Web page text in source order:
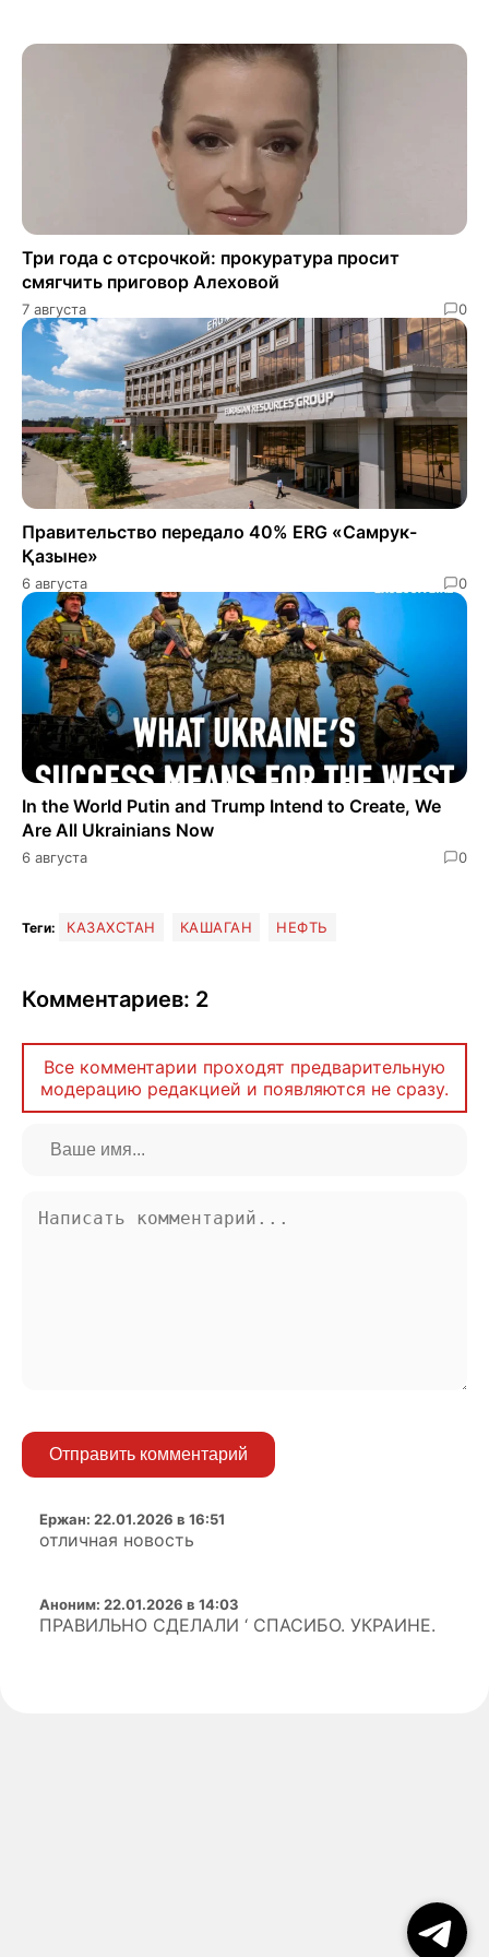
Три года с отсрочкой: прокуратура просит
смягчить приговор Алеховой
7 августа 0
Правительство передало 40% ERG «Самрук-
Қазыне»
6 августа 0
In the World Putin and Trump Intend to Create, We
Are All Ukrainians Now
6 августа 0
Теги: КАЗАХСТАН КАШАГАН НЕФТЬ
Комментариев: 2
Все комментарии проходят предварительную
модерацию редакцией и появляются не сразу.
Отправить комментарий
Ержан: 22.01.2026 в 16:51
отличная новость
Аноним: 22.01.2026 в 14:03
ПРАВИЛЬНО СДЕЛАЛИ ‘ СПАСИБО. УКРАИНЕ.